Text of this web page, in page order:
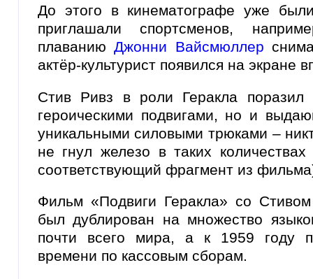
До этого в кинематографе уже
приглашали спортсменов,
плаваниюДжонни Вайсмюллер
актёр-культурист появился на экране
Стив Ривз в роли Геракла поразил
героическими подвигами, но и
уникальными силовыми трюками –
не гнул железо в таких
соответствующий фрагмент из
Фильм «Подвиги Геракла» со
был дублирован на множество
почти всего мира, а к 1959 году
времени по кассовым сборам.